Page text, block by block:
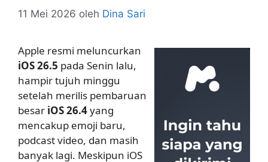
11 Mei 2026 oleh Dina Sari
Apple resmi meluncurkan
iOS 26.5 pada Senin lalu,
hampir tujuh minggu
setelah merilis pembaruan
besar iOS 26.4yang
mencakup emoji baru,
podcast video, dan masih
banyak lagi. Meskipun iOS